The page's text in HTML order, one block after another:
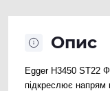
Опис
Egger H3450 ST22
підкреслює напрям